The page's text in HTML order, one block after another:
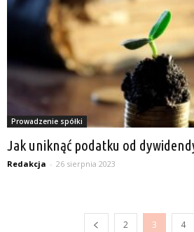
Prowadzenie spółki
Jak uniknąć podatku od
Redakcja - 26 sierpnia 2023
2 3 4